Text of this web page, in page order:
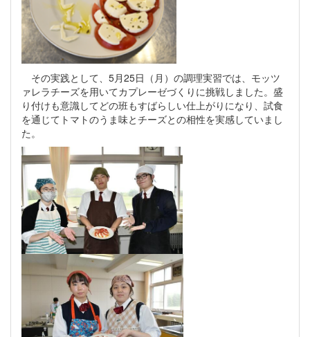
その実践として、5月25日（月）の調理実習では、モッツ
ァレラチーズを用いてカプレーゼづくりに挑戦しました。盛
り付けも意識してどの班もすばらしい仕上がりになり、試食
を通じてトマトのうま味とチーズとの相性を実感していまし
た。